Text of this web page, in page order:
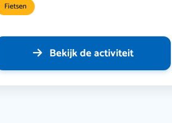
Fietsen
Bekijk de activiteit